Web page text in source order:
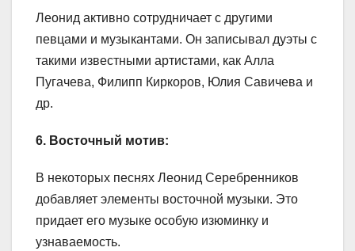
Леонид активно сотрудничает с другими
певцами и музыкантами. Он записывал дуэты с
такими известными артистами, как Алла
Пугачева, Филипп Киркоров, Юлия Савичева и
др.
6. Восточный мотив:
В некоторых песнях Леонид Серебренников
добавляет элементы восточной музыки. Это
придает его музыке особую изюминку и
узнаваемость.